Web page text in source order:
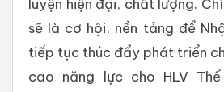
luyện hiện đại, chất lượng.
sẽ là cơ hội, nền tảng để
tiếp tục thúc đẩy phát triển
cao năng lực cho HLV